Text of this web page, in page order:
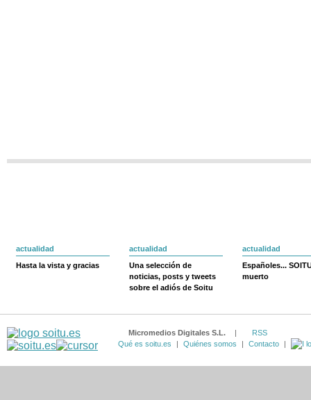
actualidad
Hasta la vista y gracias
actualidad
Una selección de
noticias, posts y tweets
sobre el adiós de Soitu
actualidad
Españoles...
muerto
Micromedios Digitales S.L. |
RSS
Qué es soitu.es
| Quiénes somos | Contacto |